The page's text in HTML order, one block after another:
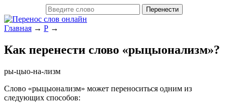
Главная → Р →
Как перенести слово «рыцыонализм»?
ры-цыо-на-лизм
Слово «рыцыонализм» может переноситься одним из
следующих способов: